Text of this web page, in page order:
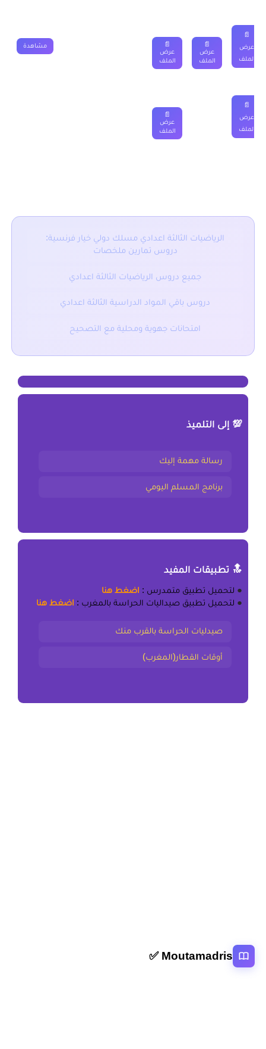
📄
عرض
الملف
📄
عرض
الملف
📄
عرض
الملف
مشاهدة
📄
عرض
الملف
📄
عرض
الملف
الرياضيات الثالثة اعدادي مسلك دولي خيار فرنسية:
دروس تمارين ملخصات
جميع دروس الرياضيات الثالثة اعدادي
دروس باقي المواد الدراسية الثالثة اعدادي
امتحانات جهوية ومحلية مع التصحيح
💯 إلى التلميذ
رسالة مهمة إليك
برنامج المسلم اليومي
🔝 تطبيقات المفيد
●لتحميل تطبيق متمدرس: اضغط هنا
●لتحميل تطبيق صيداليات الحراسة بالمغرب: اضغط هنا
صيدليات الحراسة بالقرب منك
أوقات القطار(المغرب)
Moutamadris ✅